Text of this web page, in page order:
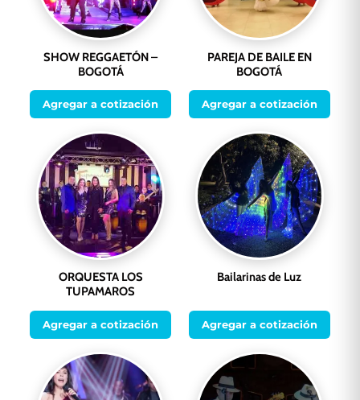
SHOW REGGAETÓN –
BOGOTÁ
Agregar a cotización
PAREJA DE BAILE EN
BOGOTÁ
Agregar a cotización
ORQUESTA LOS
TUPAMAROS
Agregar a cotización
Bailarinas de Luz
Agregar a cotización